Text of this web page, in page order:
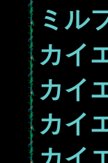
ミル
カイ
カイ
カイ